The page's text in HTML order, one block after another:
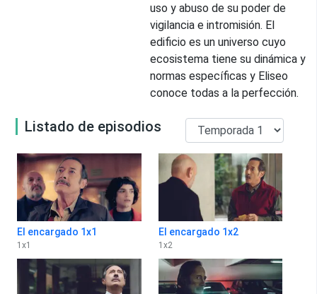
uso y abuso de su poder de
vigilancia e intromisión. El
edificio es un universo cuyo
ecosistema tiene su dinámica y
normas específicas y Eliseo
conoce todas a la perfección.
Listado de episodios
El encargado 1x1
1 x1
El encargado 1x2
1 x2